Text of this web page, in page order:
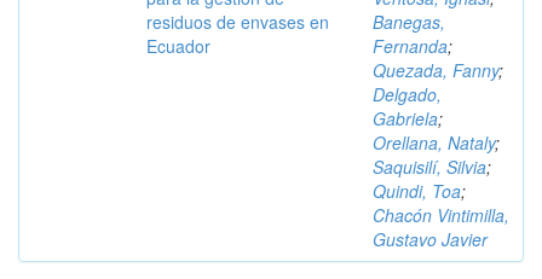
residuos de envases en
Ecuador
Banegas,
Fernanda;
Quezada, Fanny;
Delgado,
Gabriela;
Orellana, Nataly;
Saquisilí, Silvia;
Quindi, Toa;
Chacón Vintimilla,
Gustavo Javier